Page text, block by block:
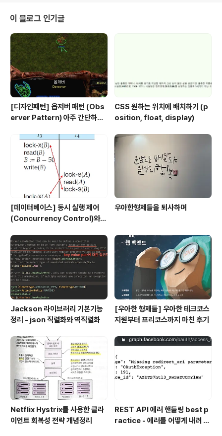
ocalhost:8080/testdirectory/test.jsp 이런식으로 실행이 가능하다. 웹
어플리케이션의 배포 war파일로 묶..
이 블로그 인기글
[디자인패턴] 옵저버 패턴 (Obs
erver Pattern) 아주 간단하게
CSS 원하는 위치에 배치하기 (p
osition, float, display)
[데이터베이스] 동시 실행 제어
(Concurrency Control)와
서
우아한형제들을 퇴사하며
Jackson 라이브러리 기본기능
정리 - json 직렬화와 역직렬화
[우아한 형제들] 우아한 테크코스
지원부터 프리코스까지 마친 후기
Netflix Hystrix를 사용한 클라
이언트 회복성 전략 개념정리
REST API 에러 핸들링 best p
ractice - 에러를 어떻게 내려 주